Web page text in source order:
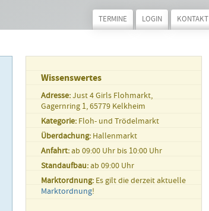
TERMINE LOGIN KONTAKT
Wissenswertes
Adresse:Just 4 Girls Flohmarkt,
Gagernring 1, 65779 Kelkheim
Kategorie:Floh- und Trödelmarkt
Überdachung:Hallenmarkt
Anfahrt:ab 09:00 Uhr bis 10:00 Uhr
Standaufbau:ab 09:00 Uhr
Marktordnung:Es gilt die derzeit aktuelle
Marktordnung!